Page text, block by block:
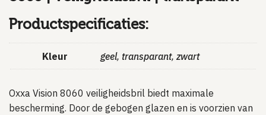
Productspecificaties:
Kleur geel, transparant, zwart
Oxxa Vision 8060 veiligheidsbril biedt maximale
bescherming. Door de gebogen glazen en is voorzien van